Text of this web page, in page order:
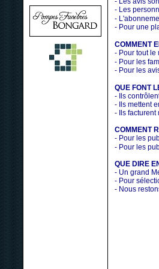
- Les
-
- Pour une
COMMENT
- Pour tout le
- Pour les
- Pour les
QUE FONT
- Ils
- Ils mettent
- Ils facturent
COMMENT
- Pour les
- Pour les
QUE DIRE
- Un grand
- Pour
- Nous